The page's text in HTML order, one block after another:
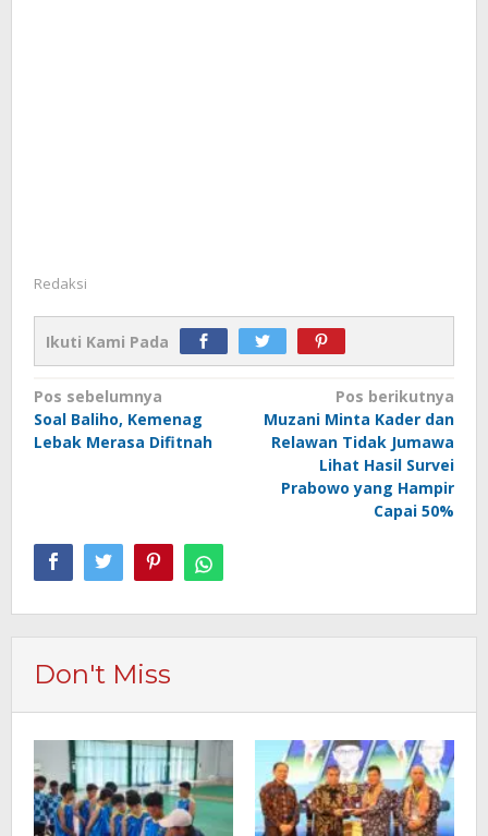
Redaksi
Ikuti Kami Pada
Navigasi
pos
Pos sebelumnya
Soal Baliho, Kemenag
Lebak Merasa Difitnah
Pos berikutnya
Muzani Minta Kader dan
Relawan Tidak Jumawa
Lihat Hasil Survei
Prabowo yang Hampir
Capai 50%
Don't Miss